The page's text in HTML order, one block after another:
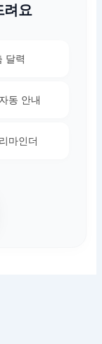
려요
달력
동 안내
마인더